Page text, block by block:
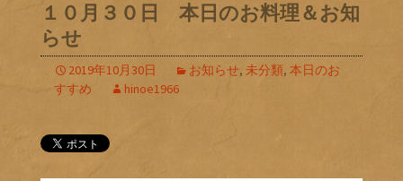
１０月３０日 本日のお料理＆お知
らせ
2019年10月30日 お知らせ, 未分類, 本日のお
すすめ
hinoe1966